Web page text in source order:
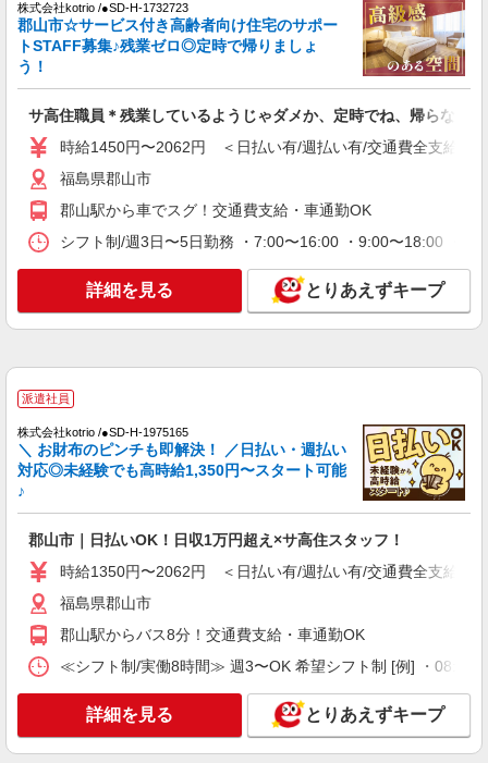
アルバイト パート 派遣社員
日研トータルソーシング株式会社 メディカルケア事業部/郡山オフィ
看護助手（ナースエイド）
幅は経験・能力による
海」駅
キープ 詳細を見る
パート 派遣社員
未経験・無資格OKの介護スタッフ
福島県郡山市 【最寄駅】JR磐越西線「安子ケ
島」駅 ★勤務地は3000ヶ所以上★ 自宅から通い
やすいエリアなど、お好きな勤務地をお選び下さ
詳細を見る
株式会社kotrio /●SD-H-1732723
サ高住職員＊残業しているようじゃダメか、定
時でね、帰らないと
通費全支給(ガソリン代含む)＞
福島県郡山市
株式会社kotrio /●SD-H-1732723
郡山市☆サービス付き高齢者向け住宅のサポー
トSTAFF募集♪残業ゼロ◎定時で帰りましょ
う！
サ高住職員＊残業しているようじゃダメか、定時でね、帰らないと
時給1450円〜2062円 ＜日払い有/週払い有/交通費全支給(ガ
福島県郡山市
郡山駅から車でスグ！交通費支給・車通勤OK
シフト制/週3日〜5日勤務 ・7:00〜16:00 ・9:00〜18:00 ・
詳細を見る とりあえずキープ
派遣社員
株式会社kotrio /●SD-H-1975165
＼ お財布のピンチも即解決！ ／日払い・週払い
対応◎未経験でも高時給1,350円〜スタート可能
♪
郡山市｜日払いOK！日収1万円超え×サ高住スタッフ！
時給1350円〜2062円 ＜日払い有/週払い有/交通費全支給(ガ
福島県郡山市
郡山駅からバス8分！交通費支給・車通勤OK
≪シフト制/実働8時間≫ 週3〜OK 希望シフト制 [例] ・
詳細を見る とりあえずキープ